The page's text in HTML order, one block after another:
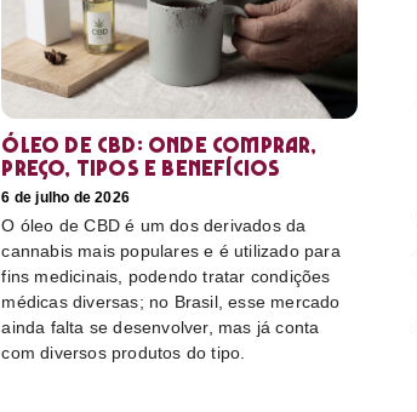
Óleo de CBD: Onde comprar,
preço, tipos e benefícios
6 de julho de 2026
O óleo de CBD é um dos derivados da
cannabis mais populares e é utilizado para
fins medicinais, podendo tratar condições
médicas diversas; no Brasil, esse mercado
ainda falta se desenvolver, mas já conta
com diversos produtos do tipo.